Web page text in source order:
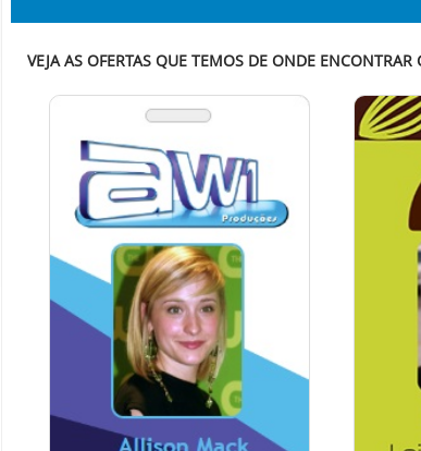
VEJA AS OFERTAS QUE TEMOS DE ONDE